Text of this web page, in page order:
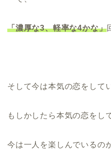
「濃厚な3、軽率な4かな」
そして今は本気の恋をして
もしかしたら本気の恋をし
今は一人を楽しんでいるの